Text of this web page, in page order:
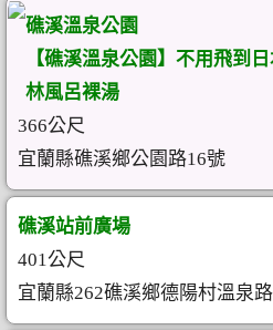
礁溪溫泉公園
【礁溪溫泉公園】不用飛到
林風呂裸湯
366公尺
宜蘭縣礁溪鄉公園路16號
礁溪站前廣場
401公尺
宜蘭縣262礁溪鄉德陽村溫泉